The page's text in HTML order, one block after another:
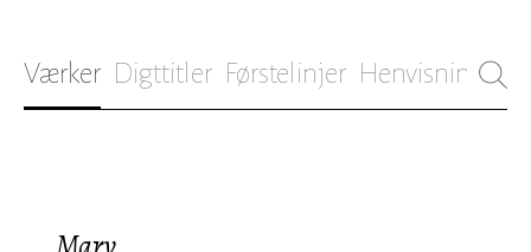
Værker Digttitler Førstelinjer Henvisninger